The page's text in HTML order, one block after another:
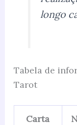
longo
Tabela de
Tarot
Carta